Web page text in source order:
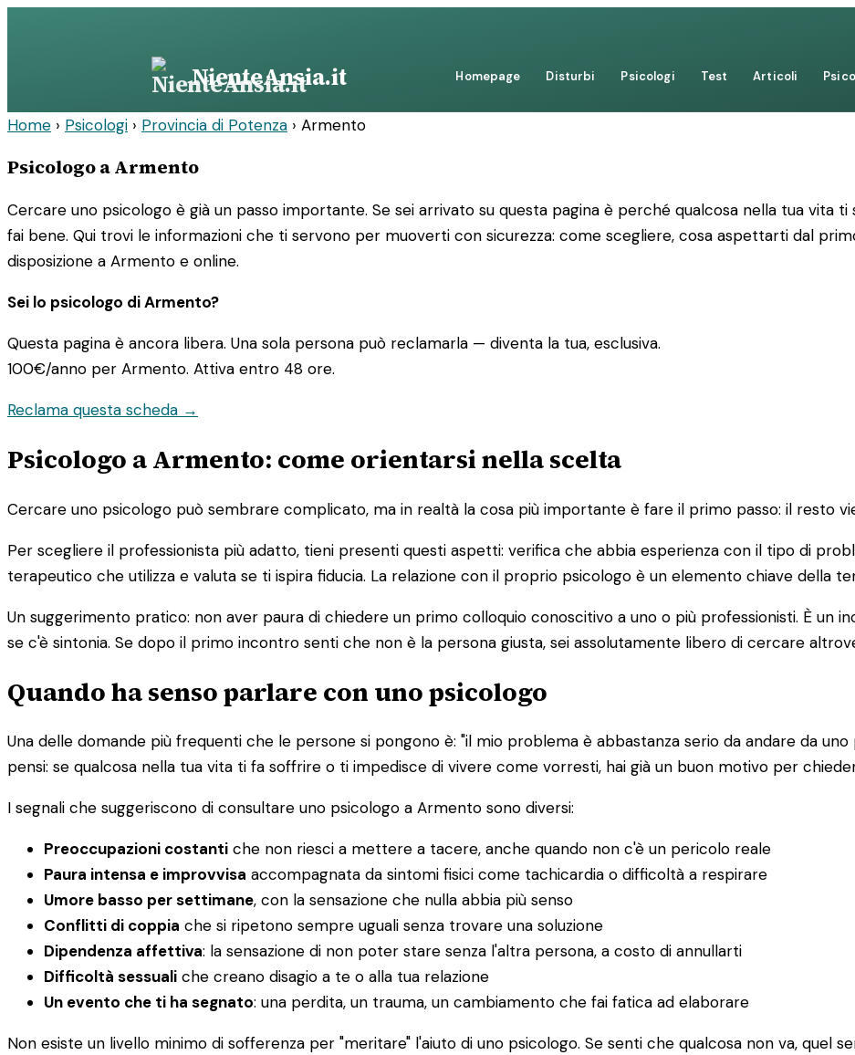
NienteAnsia.it Homepage Disturbi Psicologi Test Articoli
Home › Psicologi › Provincia di Potenza › Armento
Psicologo a Armento
Cercare uno psicologo è già un passo importante. Se sei arrivato su questa pagina è perché qualcosa nella tua vita
fai bene. Qui trovi le informazioni che ti servono per muoverti con sicurezza: come scegliere, cosa aspettarti dal
disposizione a Armento e online.
Sei lo psicologo di Armento?
Questa pagina è ancora libera. Una sola persona può reclamarla — diventa la tua, esclusiva.
100€/anno per Armento. Attiva entro 48 ore.
Reclama questa scheda →
Psicologo a Armento: come orientarsi nella scelta
Cercare uno psicologo può sembrare complicato, ma in realtà la cosa più importante è fare il primo passo: il resto
Per scegliere il professionista più adatto, tieni presenti questi aspetti: verifica che abbia esperienza con il tipo di
terapeutico che utilizza e valuta se ti ispira fiducia. La relazione con il proprio psicologo è un elemento chiave della
Un suggerimento pratico: non aver paura di chiedere un primo colloquio conoscitivo a uno o più professionisti. È un
se c'è sintonia. Se dopo il primo incontro senti che non è la persona giusta, sei assolutamente libero di cercare
Quando ha senso parlare con uno psicologo
Una delle domande più frequenti che le persone si pongono è: "il mio problema è abbastanza serio da andare da
pensi: se qualcosa nella tua vita ti fa soffrire o ti impedisce di vivere come vorresti, hai già un buon motivo per
I segnali che suggeriscono di consultare uno psicologo a Armento sono diversi:
Preoccupazioni costanti che non riesci a mettere a tacere, anche quando non c'è un pericolo reale
Paura intensa e improvvisa accompagnata da sintomi fisici come tachicardia o difficoltà a respirare
Umore basso per settimane, con la sensazione che nulla abbia più senso
Conflitti di coppia che si ripetono sempre uguali senza trovare una soluzione
Dipendenza affettiva: la sensazione di non poter stare senza l'altra persona, a costo di annullarti
Difficoltà sessuali che creano disagio a te o alla tua relazione
Un evento che ti ha segnato: una perdita, un trauma, un cambiamento che fai fatica ad elaborare
Non esiste un livello minimo di sofferenza per "meritare" l'aiuto di uno psicologo. Se senti che qualcosa non va, quel